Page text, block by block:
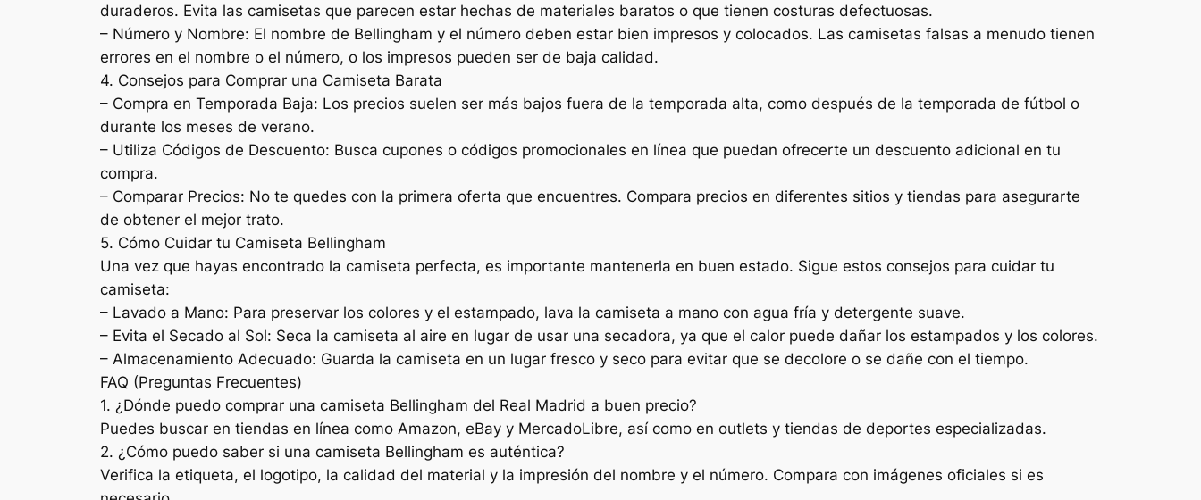
duraderos. Evita las camisetas que parecen estar hechas de materiales baratos o que tienen costuras defectuosas.
– Número y Nombre: El nombre de Bellingham y el número deben estar bien impresos y colocados. Las camisetas falsas a menudo tienen
errores en el nombre o el número, o los impresos pueden ser de baja calidad.
4. Consejos para Comprar una Camiseta Barata
– Compra en Temporada Baja: Los precios suelen ser más bajos fuera de la temporada alta, como después de la temporada de fútbol o
durante los meses de verano.
– Utiliza Códigos de Descuento: Busca cupones o códigos promocionales en línea que puedan ofrecerte un descuento adicional en tu
compra.
– Comparar Precios: No te quedes con la primera oferta que encuentres. Compara precios en diferentes sitios y tiendas para asegurarte
de obtener el mejor trato.
5. Cómo Cuidar tu Camiseta Bellingham
Una vez que hayas encontrado la camiseta perfecta, es importante mantenerla en buen estado. Sigue estos consejos para cuidar tu
camiseta:
– Lavado a Mano: Para preservar los colores y el estampado, lava la camiseta a mano con agua fría y detergente suave.
– Evita el Secado al Sol: Seca la camiseta al aire en lugar de usar una secadora, ya que el calor puede dañar los estampados y los colores.
– Almacenamiento Adecuado: Guarda la camiseta en un lugar fresco y seco para evitar que se decolore o se dañe con el tiempo.
FAQ (Preguntas Frecuentes)
1. ¿Dónde puedo comprar una camiseta Bellingham del Real Madrid a buen precio?
Puedes buscar en tiendas en línea como Amazon, eBay y MercadoLibre, así como en outlets y tiendas de deportes especializadas.
2. ¿Cómo puedo saber si una camiseta Bellingham es auténtica?
Verifica la etiqueta, el logotipo, la calidad del material y la impresión del nombre y el número. Compara con imágenes oficiales si es